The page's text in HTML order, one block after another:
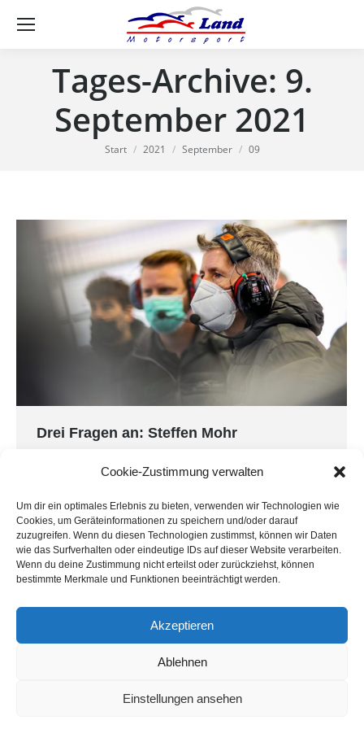
Cookie-Zustimmung verwalten
Um dir ein optimales Erlebnis zu bieten, verwenden wir Technologien wie
Cookies, um Geräteinformationen zu speichern und/oder darauf
zuzugreifen. Wenn du diesen Technologien zustimmst, können wir Daten
wie das Surfverhalten oder eindeutige IDs auf dieser Website verarbeiten.
Wenn du deine Zustimmung nicht erteilst oder zurückziehst, können
bestimmte Merkmale und Funktionen beeinträchtigt werden.
Akzeptieren
Ablehnen
Einstellungen ansehen
Tages-Archive: 9.
September 2021
Sie befinden sich hier:
Start 2021 September 09
Drei Fragen an: Steffen Mohr
Masters auf dem Lausitzring kommt es auf ein
balanciertes Set-up an. Steffen Mohr ist hier als
einer unserer Ingenieure gefragt und nutzt genau
dafür seine über 20-jährige Erfahrung im
ankommt, verrät er im Interview. …